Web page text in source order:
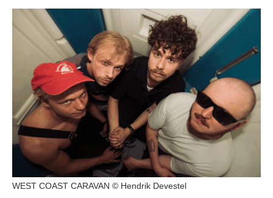
WEST COAST CARAVAN © Hendrik Devestel